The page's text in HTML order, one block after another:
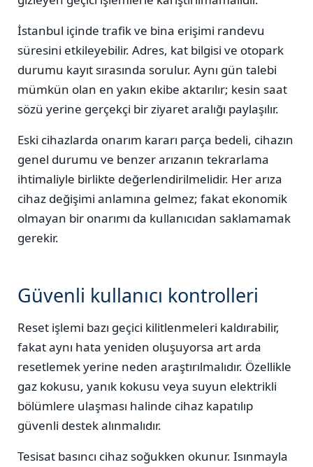
İstanbul içinde trafik ve bina erişimi randevu
süresini etkileyebilir. Adres, kat bilgisi ve otopark
durumu kayıt sırasında sorulur. Aynı gün talebi
mümkün olan en yakın ekibe aktarılır; kesin saat
sözü yerine gerçekçi bir ziyaret aralığı paylaşılır.
Eski cihazlarda onarım kararı parça bedeli, cihazın
genel durumu ve benzer arızanın tekrarlama
ihtimaliyle birlikte değerlendirilmelidir. Her arıza
cihaz değişimi anlamına gelmez; fakat ekonomik
olmayan bir onarımı da kullanıcıdan saklamamak
gerekir.
Güvenli kullanıcı kontrolleri
Reset işlemi bazı geçici kilitlenmeleri kaldırabilir,
fakat aynı hata yeniden oluşuyorsa art arda
resetlemek yerine neden araştırılmalıdır. Özellikle
gaz kokusu, yanık kokusu veya suyun elektrikli
bölümlere ulaşması halinde cihaz kapatılıp
güvenli destek alınmalıdır.
Tesisat basıncı cihaz soğukken okunur. Isınmayla